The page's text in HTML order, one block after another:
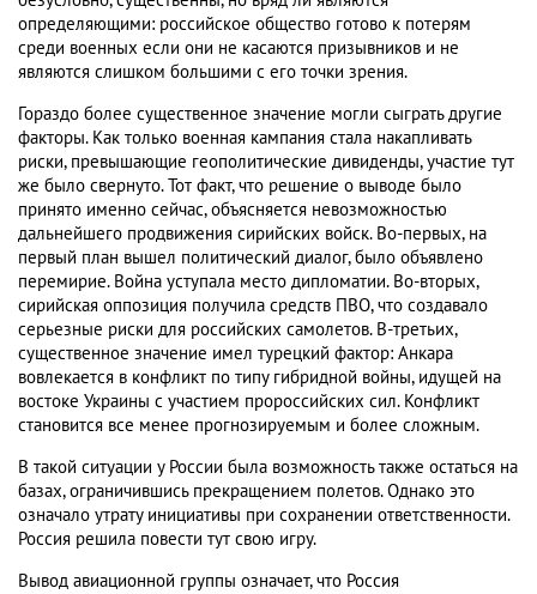
определяющими: российское общество готово к потерям
среди военных если они не касаются призывников и не
являются слишком большими с его точки зрения.
Гораздо более существенное значение могли сыграть другие
факторы. Как только военная кампания стала накапливать
риски, превышающие геополитические дивиденды, участие тут
же было свернуто. Тот факт, что решение о выводе было
принято именно сейчас, объясняется невозможностью
дальнейшего продвижения сирийских войск. Во-первых, на
первый план вышел политический диалог, было объявлено
перемирие. Война уступала место дипломатии. Во-вторых,
сирийская оппозиция получила средств ПВО, что создавало
серьезные риски для российских самолетов. В-третьих,
существенное значение имел турецкий фактор: Анкара
вовлекается в конфликт по типу гибридной войны, идущей на
востоке Украины с участием пророссийских сил. Конфликт
становится все менее прогнозируемым и более сложным.
В такой ситуации у России была возможность также остаться на
базах, ограничившись прекращением полетов. Однако это
означало утрату инициативы при сохранении ответственности.
Россия решила повести тут свою игру.
Вывод авиационной группы означает, что Россия